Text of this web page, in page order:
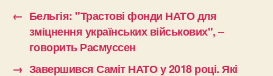
← Бельгія: "Трастові фонди НАТО для
зміцнення українських військових", –
говорить Расмуссен
→ Завершився Саміт НАТО у 2018 році. Які